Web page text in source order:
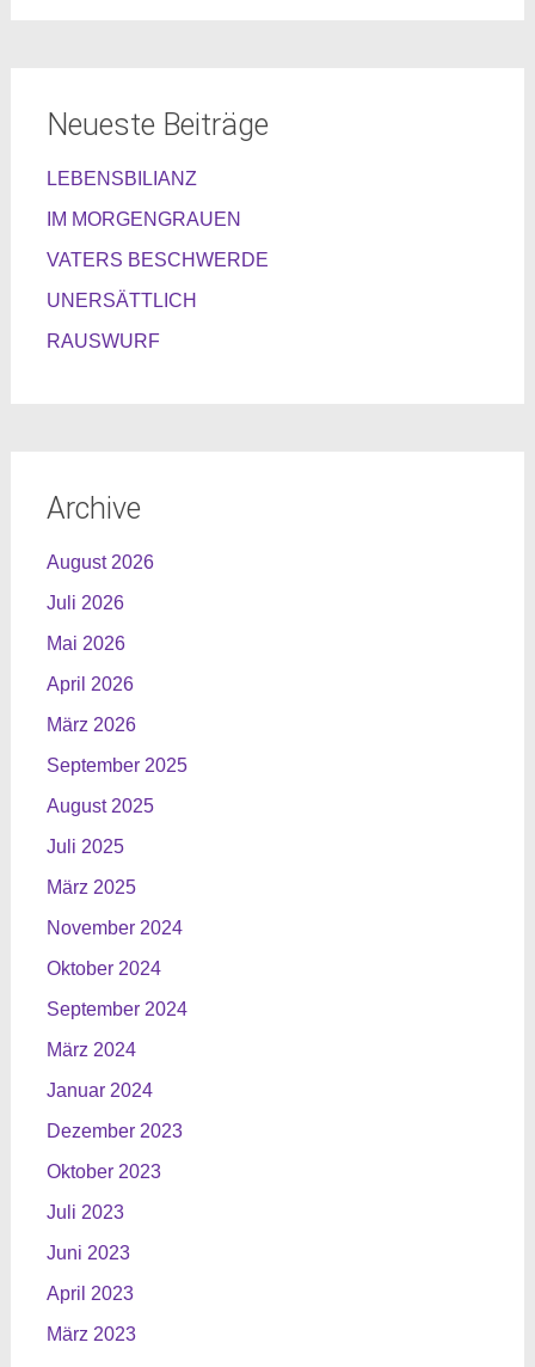
Neueste Beiträge
LEBENSBILIANZ
IM MORGENGRAUEN
VATERS BESCHWERDE
UNERSÄTTLICH
RAUSWURF
Archive
August 2026
Juli 2026
Mai 2026
April 2026
März 2026
September 2025
August 2025
Juli 2025
März 2025
November 2024
Oktober 2024
September 2024
März 2024
Januar 2024
Dezember 2023
Oktober 2023
Juli 2023
Juni 2023
April 2023
März 2023